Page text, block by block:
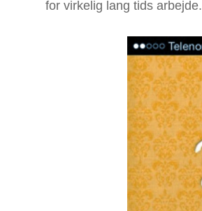
for virkelig lang tids arbejde.